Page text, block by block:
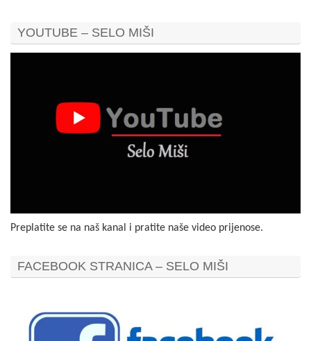
YOUTUBE – SELO MIŠI
Preplatite se na naš kanal i pratite naše video prijenose.
FACEBOOK STRANICA – SELO MIŠI